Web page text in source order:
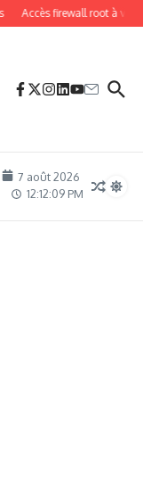
Accès firewall root à
7 août 2026
12:12:10 PM